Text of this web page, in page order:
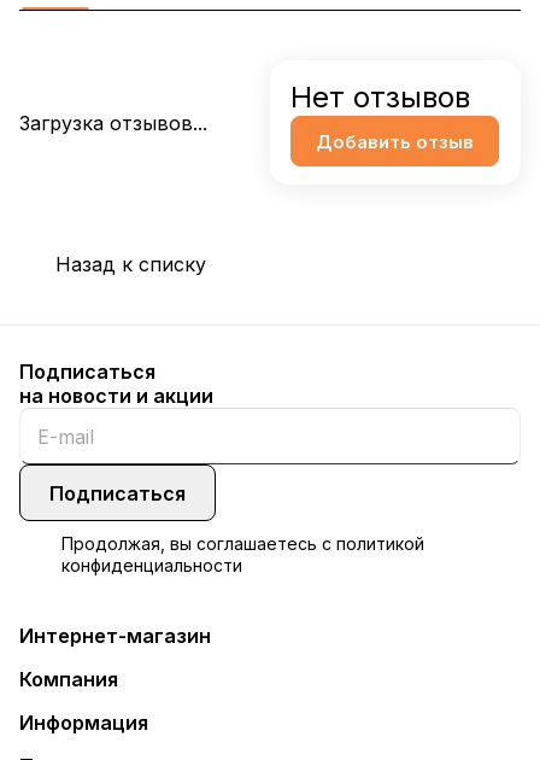
Загрузка отзывов...
Нет отзывов
Добавить отзыв
Назад к списку
Подписаться
на новости и акции
Подписаться
Продолжая, вы соглашаетесь с политикой
конфиденциальности
Интернет-магазин
Компания
Информация